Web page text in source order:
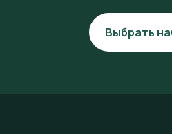
Выбрать